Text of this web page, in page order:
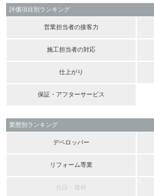
評価項目別ランキング
営業担当者の接客力
施工担当者の対応
仕上がり
保証・アフターサービス
業態別ランキング
デベロッパー
リフォーム専業
住設・建材